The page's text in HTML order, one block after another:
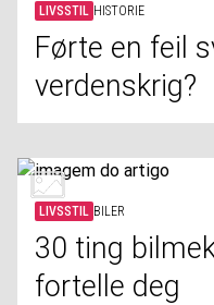
LIVSSTIL HISTORIE
Førte en feil
verdenskrig?
LIVSSTIL BILER
30 ting
fortelle deg